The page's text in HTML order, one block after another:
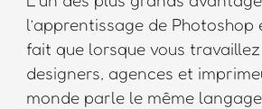
l’apprentissage de Photoshop
fait que lorsque vous travaillez
designers, agences et
monde parle le même